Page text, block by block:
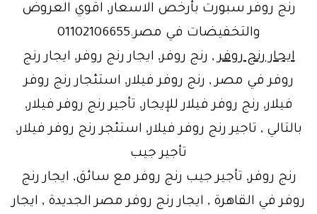
رنج روفر سبورت بأرخص الاسعار, اقوي العروض
والتخفيضات في مصر.01102106655
ايجار رنج روفر , رنج روفر, ايجار رنج روفر, ايجار رنج
روفر في مصر , رنج روفر فيلار, استئجار رنج روفر
فيلار, رنج روفر فيلار للإيجار, تأجير رنج روفر فيلار,
بالتالي , تاجير رنج روفر فيلار, استئجر رنج روفر فيلار,
تأجير جيب
رنج روفر, تأجير جيب رنج روفر مع سائق, ايجار رنج
روفر في القاهرة , ايجار رنج روفر مصر الجديدة , ايجار